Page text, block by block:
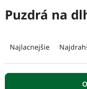
Puzdrá na
e
n
Najlacnejšie